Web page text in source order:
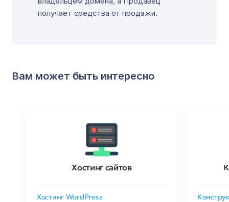
получает средства от продажи.
Вам может быть интересно
Хостинг сайтов
Хостинг WordPress